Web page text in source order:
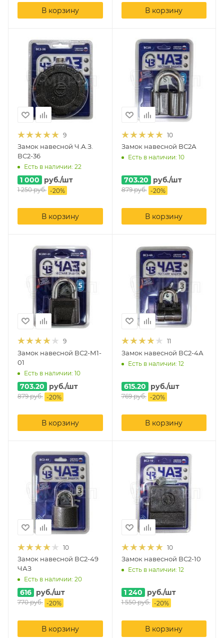
В корзину В корзину
9
Замок навесной Ч.А.З.
ВС2-36
Есть в наличии: 22
1 000 руб./шт
1 250руб. -20%
В корзину
10
Замок навесной ВС2А
Есть в наличии: 10
703.20 руб./шт
879руб. -20%
В корзину
9
Замок навесной ВС2-М1-
01
Есть в наличии: 10
703.20 руб./шт
879руб. -20%
В корзину
11
Замок навесной ВС2-4А
Есть в наличии: 12
615.20 руб./шт
769руб. -20%
В корзину
10
Замок навесной ВС2-49
ЧАЗ
Есть в наличии: 20
616 руб./шт
770руб. -20%
В корзину
10
Замок навесной ВС2-10
Есть в наличии: 12
1 240 руб./шт
1 550руб. -20%
В корзину